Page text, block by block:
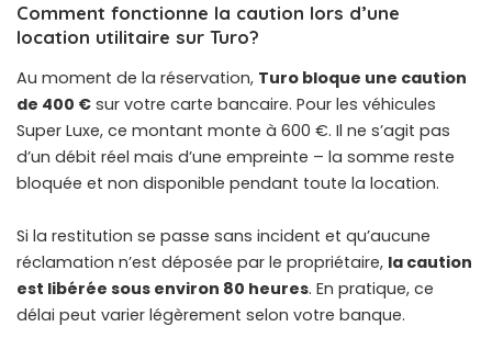
Comment fonctionne la caution lors d’une
location utilitaire sur Turo?
Au moment de la réservation, Turo bloque une caution
de 400 € sur votre carte bancaire. Pour les véhicules
Super Luxe, ce montant monte à 600 €. Il ne s’agit pas
d’un débit réel mais d’une empreinte – la somme reste
bloquée et non disponible pendant toute la location.
Si la restitution se passe sans incident et qu’aucune
réclamation n’est déposée par le propriétaire, la caution
est libérée sous environ 80 heures. En pratique, ce
délai peut varier légèrement selon votre banque.